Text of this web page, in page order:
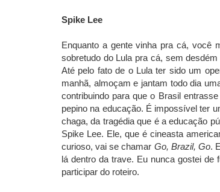
Spike Lee
Enquanto a gente vinha pra cá, você
sobretudo do Lula pra cá, sem
Até pelo fato de o Lula ter sido um
manhã, almoçam e jantam todo dia
contribuindo para que o Brasil
pepino na educação. É impossível ter
chaga, da tragédia que é a educação
Spike Lee. Ele, que é cineasta
curioso, vai se chamar Go, Brazil, Go.
lá dentro da trave. Eu nunca gostei
participar do roteiro.